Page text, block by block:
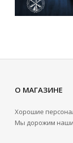
О МАГАЗИНЕ
Хорошие
Мы дорожим